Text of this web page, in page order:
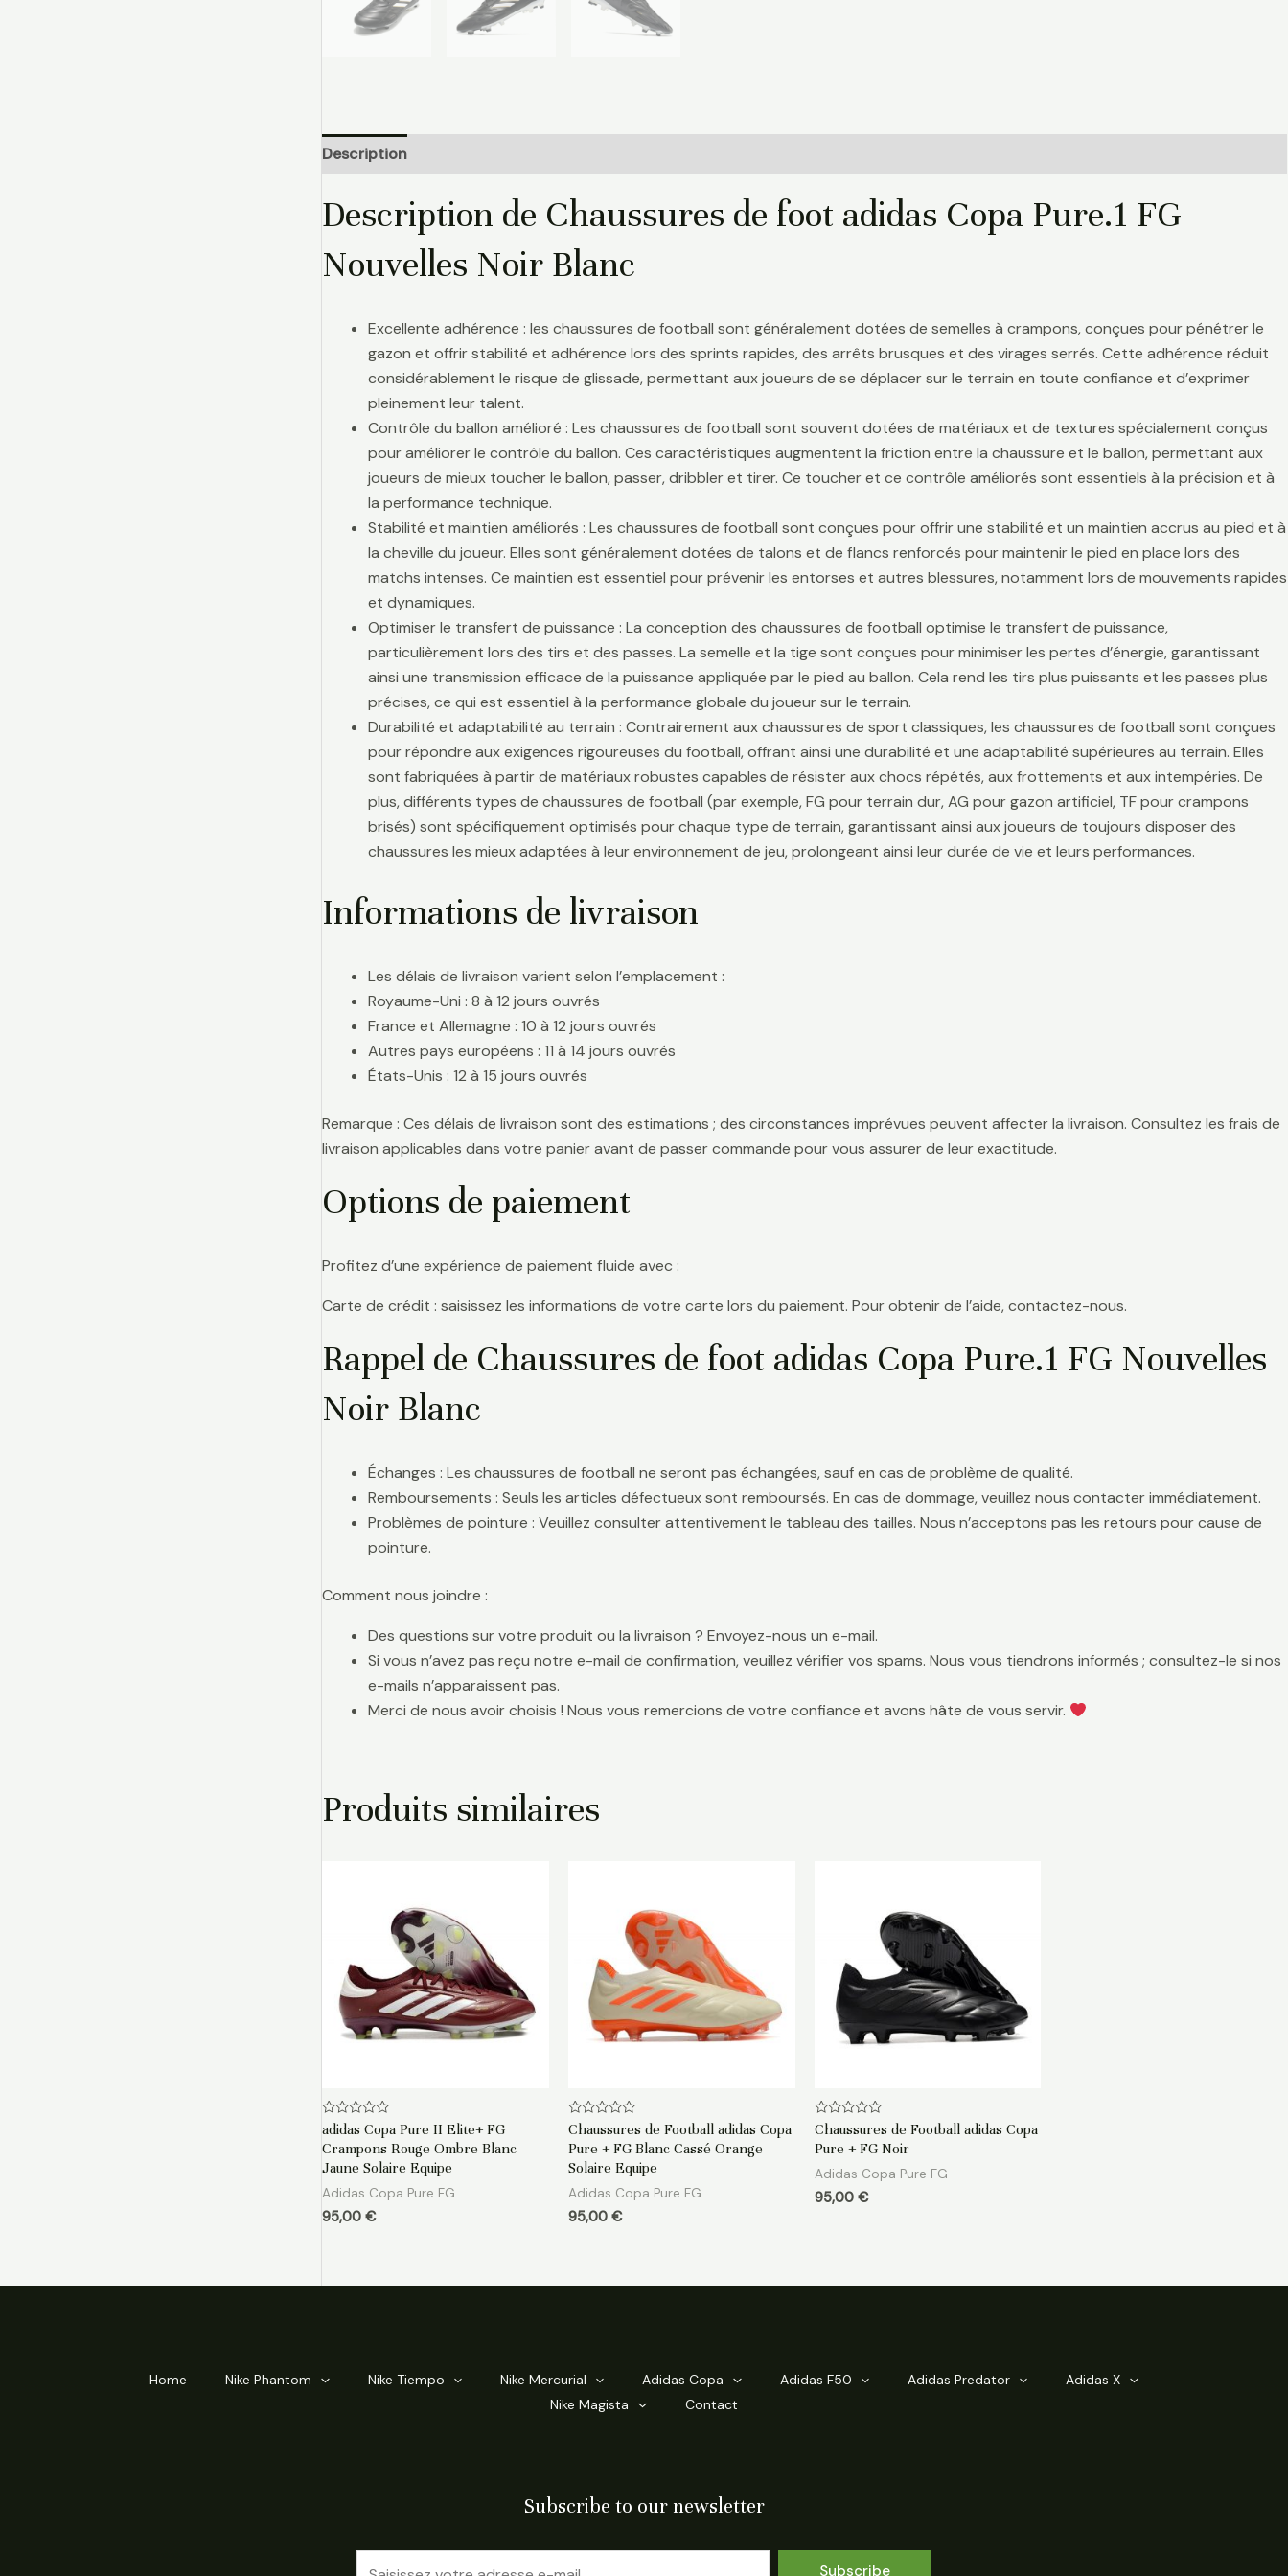
Description
Description de Chaussures de foot adidas Copa Pure.1 FG
Nouvelles Noir Blanc
Excellente adhérence : les chaussures de football sont généralement dotées de semelles à crampons, conçues pour pénétrer le
gazon et offrir stabilité et adhérence lors des sprints rapides, des arrêts brusques et des virages serrés. Cette adhérence réduit
considérablement le risque de glissade, permettant aux joueurs de se déplacer sur le terrain en toute confiance et d’exprimer
pleinement leur talent.
Contrôle du ballon amélioré : Les chaussures de football sont souvent dotées de matériaux et de textures spécialement conçus
pour améliorer le contrôle du ballon. Ces caractéristiques augmentent la friction entre la chaussure et le ballon, permettant aux
joueurs de mieux toucher le ballon, passer, dribbler et tirer. Ce toucher et ce contrôle améliorés sont essentiels à la précision et à
la performance technique.
Stabilité et maintien améliorés : Les chaussures de football sont conçues pour offrir une stabilité et un maintien accrus au pied et à
la cheville du joueur. Elles sont généralement dotées de talons et de flancs renforcés pour maintenir le pied en place lors des
matchs intenses. Ce maintien est essentiel pour prévenir les entorses et autres blessures, notamment lors de mouvements rapides
et dynamiques.
Optimiser le transfert de puissance : La conception des chaussures de football optimise le transfert de puissance,
particulièrement lors des tirs et des passes. La semelle et la tige sont conçues pour minimiser les pertes d’énergie, garantissant
ainsi une transmission efficace de la puissance appliquée par le pied au ballon. Cela rend les tirs plus puissants et les passes plus
précises, ce qui est essentiel à la performance globale du joueur sur le terrain.
Durabilité et adaptabilité au terrain : Contrairement aux chaussures de sport classiques, les chaussures de football sont conçues
pour répondre aux exigences rigoureuses du football, offrant ainsi une durabilité et une adaptabilité supérieures au terrain. Elles
sont fabriquées à partir de matériaux robustes capables de résister aux chocs répétés, aux frottements et aux intempéries. De
plus, différents types de chaussures de football (par exemple, FG pour terrain dur, AG pour gazon artificiel, TF pour crampons
brisés) sont spécifiquement optimisés pour chaque type de terrain, garantissant ainsi aux joueurs de toujours disposer des
chaussures les mieux adaptées à leur environnement de jeu, prolongeant ainsi leur durée de vie et leurs performances.
Informations de livraison
Les délais de livraison varient selon l’emplacement :
Royaume-Uni : 8 à 12 jours ouvrés
France et Allemagne : 10 à 12 jours ouvrés
Autres pays européens : 11 à 14 jours ouvrés
États-Unis : 12 à 15 jours ouvrés
Remarque : Ces délais de livraison sont des estimations ; des circonstances imprévues peuvent affecter la livraison. Consultez les frais de
livraison applicables dans votre panier avant de passer commande pour vous assurer de leur exactitude.
Options de paiement
Profitez d’une expérience de paiement fluide avec :
Carte de crédit : saisissez les informations de votre carte lors du paiement. Pour obtenir de l’aide, contactez-nous.
Rappel de Chaussures de foot adidas Copa Pure.1 FG Nouvelles
Noir Blanc
Échanges : Les chaussures de football ne seront pas échangées, sauf en cas de problème de qualité.
Remboursements : Seuls les articles défectueux sont remboursés. En cas de dommage, veuillez nous contacter immédiatement.
Problèmes de pointure : Veuillez consulter attentivement le tableau des tailles. Nous n’acceptons pas les retours pour cause de
pointure.
Comment nous joindre :
Des questions sur votre produit ou la livraison ? Envoyez-nous un e-mail.
Si vous n’avez pas reçu notre e-mail de confirmation, veuillez vérifier vos spams. Nous vous tiendrons informés ; consultez-le si nos
e-mails n’apparaissent pas.
Merci de nous avoir choisis ! Nous vous remercions de votre confiance et avons hâte de vous servir.
Produits similaires
Note
0
sur
5
adidas Copa Pure II Elite+ FG
Crampons Rouge Ombre Blanc
Jaune Solaire Equipe
Adidas Copa Pure FG
95,00 €
Note
0
sur
5
Chaussures de Football adidas Copa
Pure + FG Blanc Cassé Orange
Solaire Equipe
Adidas Copa Pure FG
95,00 €
Note
0
sur
Chaussures de Football adidas Copa
Pure + FG Noir
Adidas Copa Pure FG
95,00 €
Home Nike Phantom Nike Tiempo Nike Mercurial Adidas Copa Adidas F50 Adidas Predator
Adidas X
Nike Magista
Contact
Subscribe to our newsletter
Subscribe